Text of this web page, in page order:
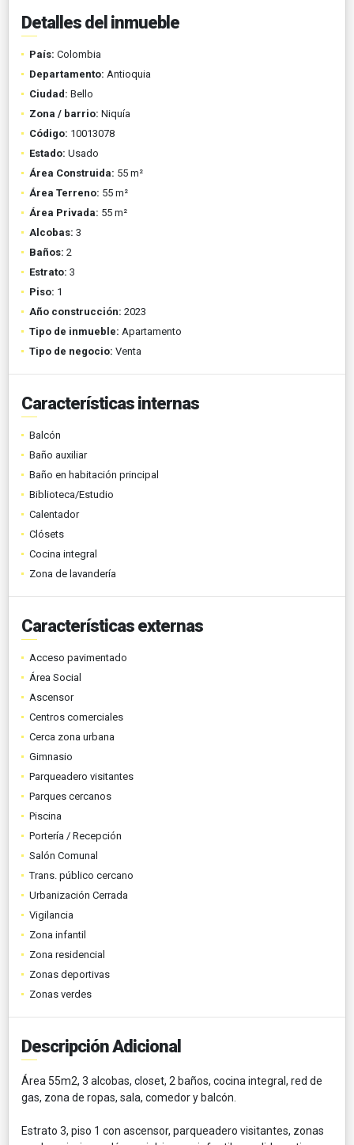
Detalles del inmueble
País: Colombia
Departamento: Antioquia
Ciudad: Bello
Zona / barrio: Niquía
Código: 10013078
Estado: Usado
Área Construida: 55 m²
Área Terreno: 55 m²
Área Privada: 55 m²
Alcobas: 3
Baños: 2
Estrato: 3
Piso: 1
Año construcción: 2023
Tipo de inmueble: Apartamento
Tipo de negocio: Venta
Características internas
Balcón
Baño auxiliar
Baño en habitación principal
Biblioteca/Estudio
Calentador
Clósets
Cocina integral
Zona de lavandería
Características externas
Acceso pavimentado
Área Social
Ascensor
Centros comerciales
Cerca zona urbana
Gimnasio
Parqueadero visitantes
Parques cercanos
Piscina
Portería / Recepción
Salón Comunal
Trans. público cercano
Urbanización Cerrada
Vigilancia
Zona infantil
Zona residencial
Zonas deportivas
Zonas verdes
Descripción Adicional
Área 55m2, 3 alcobas, closet, 2 baños, cocina integral, red de
gas, zona de ropas, sala, comedor y balcón.
Estrato 3, piso 1 con ascensor, parqueadero visitantes, zonas